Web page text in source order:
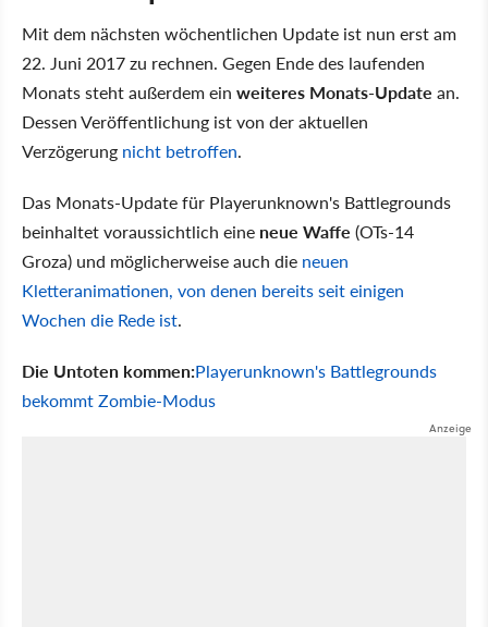
Mit dem nächsten wöchentlichen Update ist nun erst am
22. Juni 2017 zu rechnen. Gegen Ende des laufenden
Monats steht außerdem ein weiteres Monats-Update an.
Dessen Veröffentlichung ist von der aktuellen
Verzögerung nicht betroffen.
Das Monats-Update für Playerunknown's Battlegrounds
beinhaltet voraussichtlich eine neue Waffe (OTs-14
Groza) und möglicherweise auch die neuen
Kletteranimationen, von denen bereits seit einigen
Wochen die Rede ist.
Die Untoten kommen:Playerunknown's Battlegrounds
bekommt Zombie-Modus